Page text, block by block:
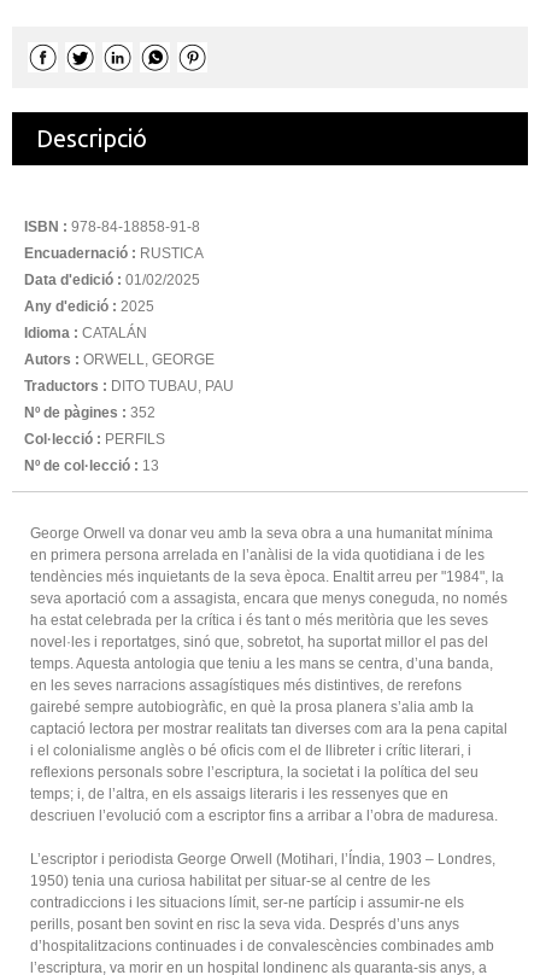
Descripció
ISBN : 978-84-18858-91-8
Encuadernació : RUSTICA
Data d'edició : 01/02/2025
Any d'edició : 2025
Idioma : CATALÁN
Autors : ORWELL, GEORGE
Traductors : DITO TUBAU, PAU
Nº de pàgines : 352
Col·lecció : PERFILS
Nº de col·lecció : 13
George Orwell va donar veu amb la seva obra a una humanitat mínima
en primera persona arrelada en l’anàlisi de la vida quotidiana i de les
tendències més inquietants de la seva època. Enaltit arreu per "1984", la
seva aportació com a assagista, encara que menys coneguda, no només
ha estat celebrada per la crítica i és tant o més meritòria que les seves
novel·les i reportatges, sinó que, sobretot, ha suportat millor el pas del
temps. Aquesta antologia que teniu a les mans se centra, d’una banda,
en les seves narracions assagístiques més distintives, de rerefons
gairebé sempre autobiogràfic, en què la prosa planera s’alia amb la
captació lectora per mostrar realitats tan diverses com ara la pena capital
i el colonialisme anglès o bé oficis com el de llibreter i crític literari, i
reflexions personals sobre l’escriptura, la societat i la política del seu
temps; i, de l’altra, en els assaigs literaris i les ressenyes que en
descriuen l’evolució com a escriptor fins a arribar a l’obra de maduresa.
L’escriptor i periodista George Orwell (Motihari, l’Índia, 1903 – Londres,
1950) tenia una curiosa habilitat per situar-se al centre de les
contradiccions i les situacions límit, ser-ne partícip i assumir-ne els
perills, posant ben sovint en risc la seva vida. Després d’uns anys
d’hospitalitzacions continuades i de convalescències combinades amb
l’escriptura, va morir en un hospital londinenc als quaranta-sis anys, a